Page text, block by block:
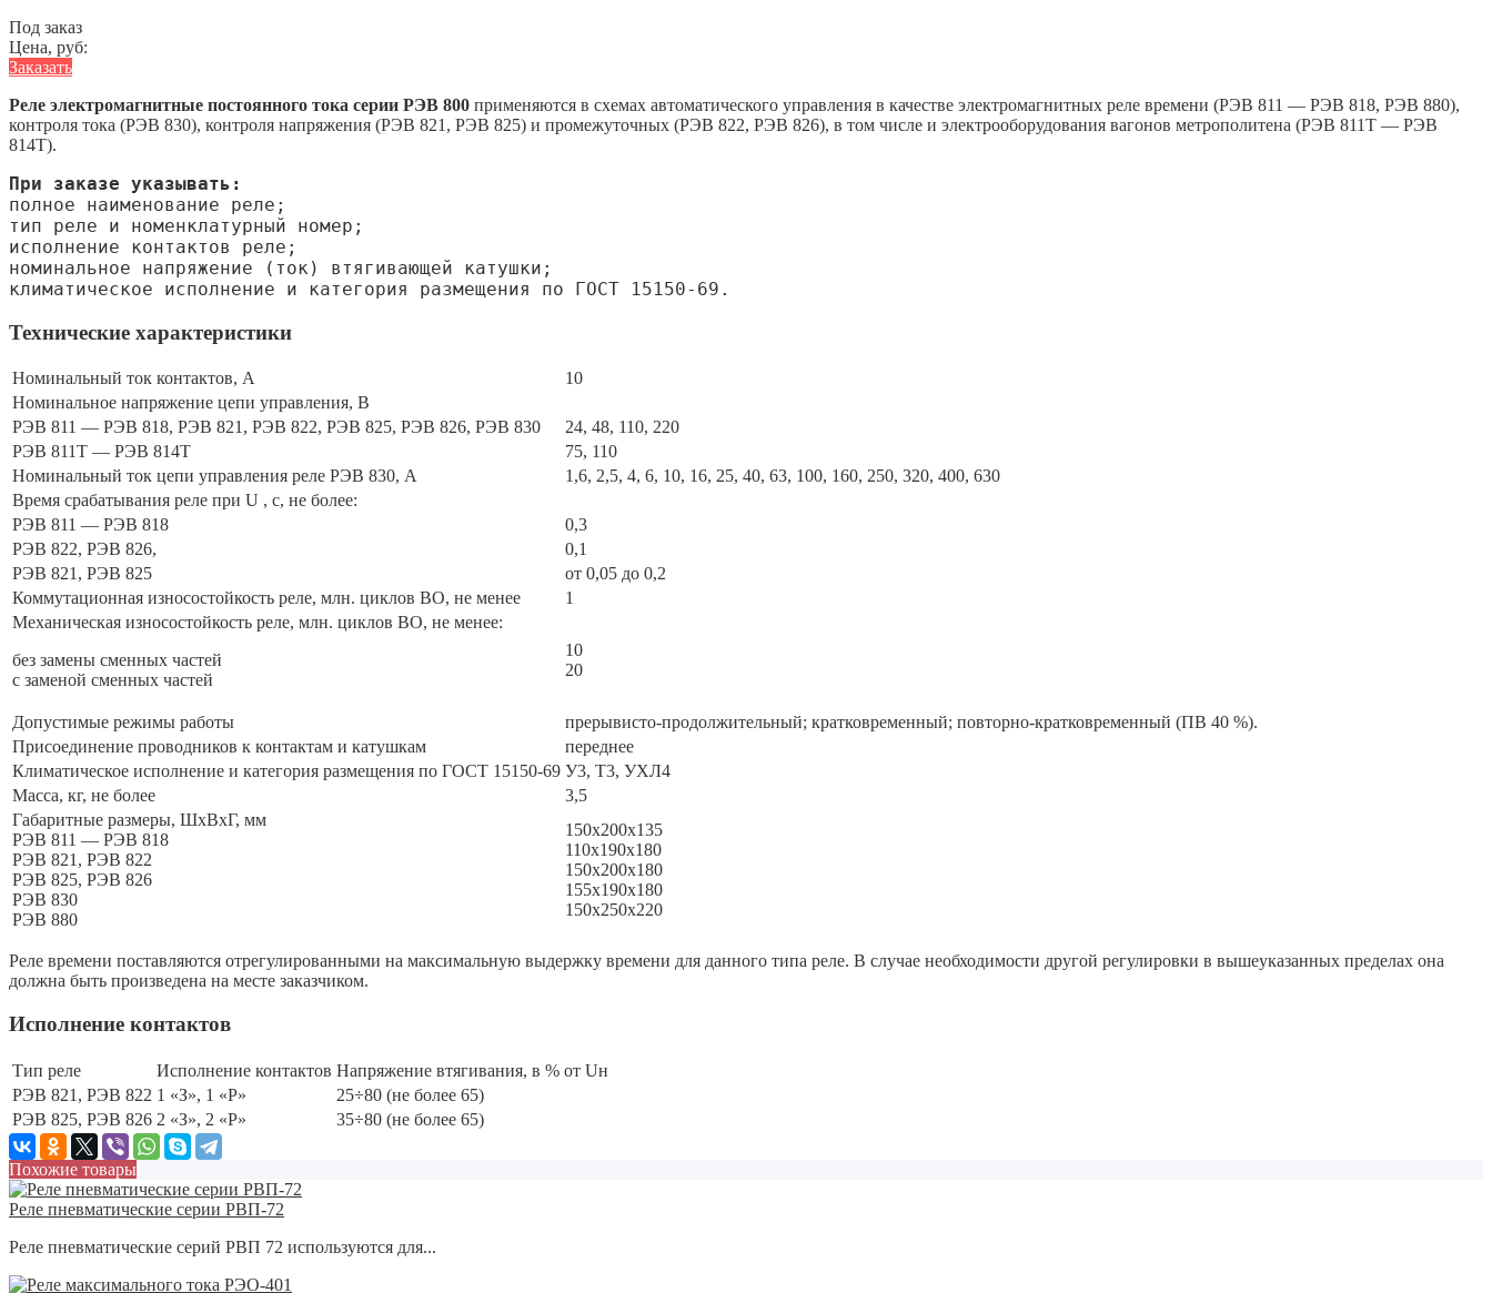
Под заказ
Цена, руб:
Заказать
Реле электромагнитные постоянного тока серии РЭВ 800 применяются в схемах автоматического управления в качестве электромагнитных реле времени (РЭВ 811 — РЭВ 818, РЭВ 880),
контроля тока (РЭВ 830), контроля напряжения (РЭВ 821, РЭВ 825) и промежуточных (РЭВ 822, РЭВ 826), в том числе и электрооборудования вагонов метрополитена (РЭВ 811Т — РЭВ
814Т).
При заказе указывать:
полное наименование реле;
тип реле и номенклатурный номер;
исполнение контактов реле;
номинальное напряжение (ток) втягивающей катушки;
климатическое исполнение и категория размещения по ГОСТ 15150-69.
Технические характеристики
Номинальный ток контактов, А
10
Номинальное напряжение цепи управления, В
РЭВ 811 — РЭВ 818, РЭВ 821, РЭВ 822, РЭВ 825, РЭВ 826, РЭВ 830
24, 48, 110, 220
РЭВ 811Т — РЭВ 814Т
75, 110
Номинальный ток цепи управления реле РЭВ 830, А
1,6, 2,5, 4, 6, 10, 16, 25, 40, 63, 100, 160, 250, 320, 400, 630
Время срабатывания реле при U , с, не более:
РЭВ 811 — РЭВ 818
0,3
РЭВ 822, РЭВ 826,
0,1
РЭВ 821, РЭВ 825
от 0,05 до 0,2
Коммутационная износостойкость реле, млн. циклов ВО, не менее
1
Механическая износостойкость реле, млн. циклов ВО, не менее:
без замены сменных частей
с заменой сменных частей
10
20
Допустимые режимы работы
прерывисто-продолжительный; кратковременный; повторно-кратковременный (ПВ 40 %).
Присоединение проводников к контактам и катушкам
переднее
Климатическое исполнение и категория размещения по ГОСТ 15150-69 У3, Т3, УХЛ4
Масса, кг, не более
3,5
Габаритные размеры, ШхВхГ, мм
РЭВ 811 — РЭВ 818
РЭВ 821, РЭВ 822
РЭВ 825, РЭВ 826
РЭВ 830
РЭВ 880
150х200х135
110х190х180
150х200х180
155х190х180
150х250х220
Реле времени поставляются отрегулированными на максимальную выдержку времени для данного типа реле. В случае необходимости другой регулировки в вышеуказанных пределах она
должна быть произведена на месте заказчиком.
Исполнение контактов
Тип реле Исполнение контактов Напряжение втягивания, в % от Uн
РЭВ 821, РЭВ 822 1 «З», 1 «Р»
25÷80 (не более 65)
РЭВ 825, РЭВ 826 2 «З», 2 «Р» 35÷80 (не более 65)
Похожие товары
Реле пневматические серии РВП-72
Реле пневматические серий РВП 72 используются для...